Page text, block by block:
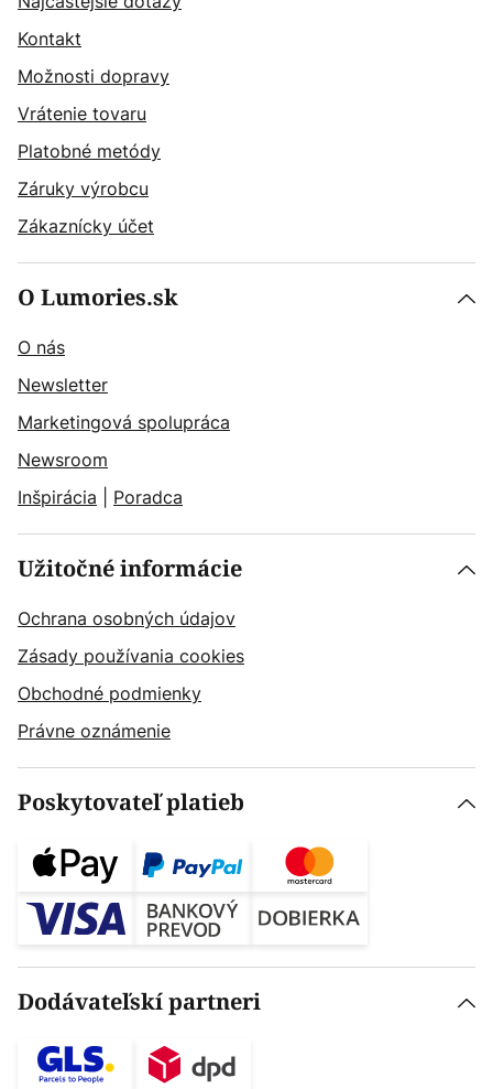
Kontakt
Možnosti dopravy
Vrátenie tovaru
Platobné metódy
Záruky výrobcu
Zákaznícky účet
O Lumories.sk
O nás
Newsletter
Marketingová spolupráca
Newsroom
Inšpirácia
Poradca
Užitočné informácie
Ochrana osobných údajov
Zásady používania cookies
Obchodné podmienky
Právne oznámenie
Poskytovateľ platieb
Dodávateľskí partneri